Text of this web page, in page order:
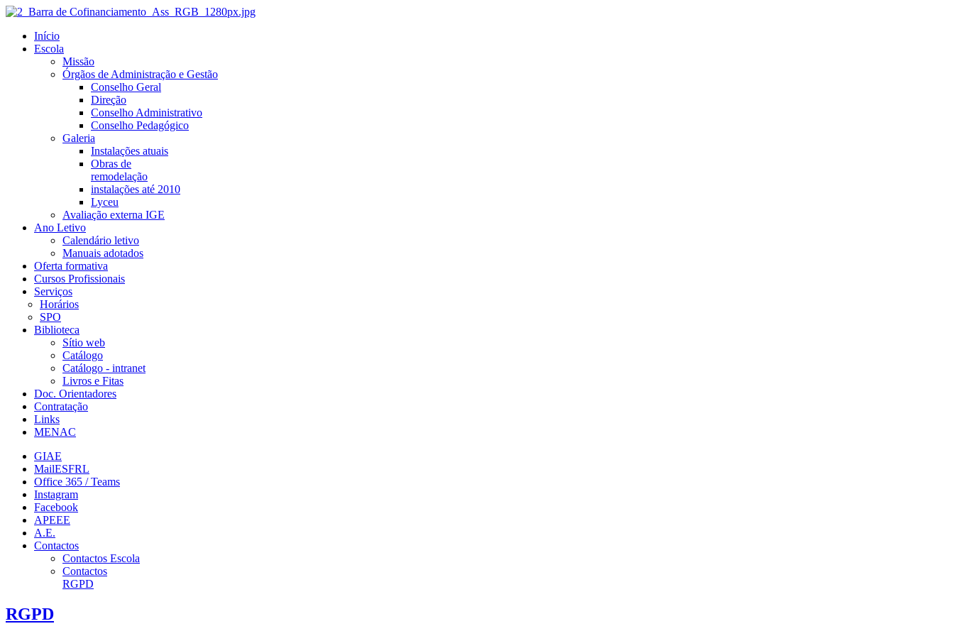
Início
Escola
Missão
Órgãos de Administração e Gestão
Conselho Geral
Direção
Conselho Administrativo
Conselho Pedagógico
Galeria
Instalações atuais
Obras de
remodelação
instalações até 2010
Lyceu
Avaliação externa IGE
Ano Letivo
Calendário letivo
Manuais adotados
Oferta formativa
Cursos Profissionais
Serviços
Horários
SPO
Biblioteca
Sítio web
Catálogo
Catálogo - intranet
Livros e Fitas
Doc. Orientadores
Contratação
Links
MENAC
GIAE
MailESFRL
Office 365 / Teams
Instagram
Facebook
APEEE
A.E.
Contactos
Contactos Escola
Contactos
RGPD
RGPD